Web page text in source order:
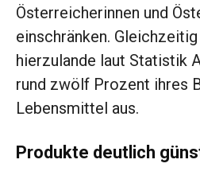
Österreicherinnen und
einschränken.
hierzulande laut Statistik
rund zwölf Prozent ihres
Lebensmittel aus.
Produkte deutlich